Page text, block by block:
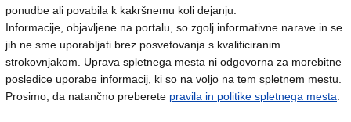
ponudbe ali povabila k kakršnemu koli dejanju.
Informacije, objavljene na portalu, so zgolj informativne narave in se
jih ne sme uporabljati brez posvetovanja s kvalificiranim
strokovnjakom. Uprava spletnega mesta ni odgovorna za morebitne
posledice uporabe informacij, ki so na voljo na tem spletnem mestu.
Prosimo, da natančno preberete pravila in politike spletnega mesta